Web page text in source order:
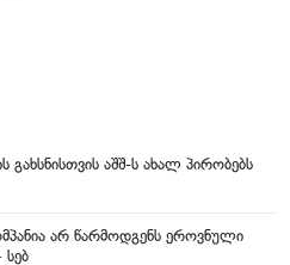
გახსნისთვის აშშ-ს ახალ პირობებს
არ წარმოდგენს ეროვნული